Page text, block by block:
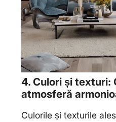
4. Culori și texturi:
atmosferă
Culorile și texturile